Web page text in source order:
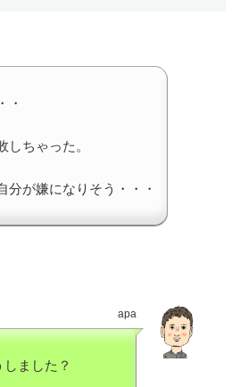
・
しちゃった。
分が嫌になりそう・・・
apa
しました？